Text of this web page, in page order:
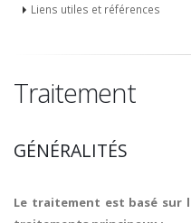
Liens utiles et références
Traitement
GÉNÉRALITÉS
Le traitement est basé sur